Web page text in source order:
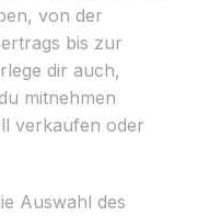
von der
bis zur
dir auch,
mitnehmen
verkaufen oder
Auswahl des